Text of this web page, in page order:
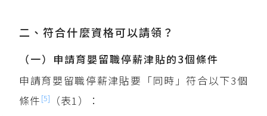
二、符合什麼資格可以請領？
（一）申請育嬰留職停薪津貼的3個條件
申請育嬰留職停薪津貼要「同時」符合以下3個
條件 [5] （表1）：